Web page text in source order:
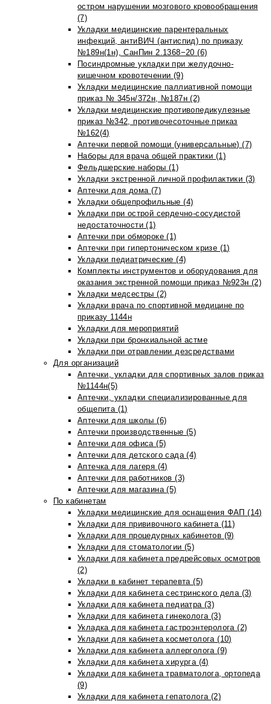
остром нарушении мозгового кровообращения
(7)
Укладки медицинские парентеральных
инфекций, антиВИЧ (антиспид) по приказу
№189н(1н), СанПин 2.1368−20 (6)
Посиндромные укладки при желудочно-
кишечном кровотечении (9)
Укладки медицинские паллиативной помощи
приказ № 345н/372н, №187н (2)
Укладки медицинские противопедикулезные
приказ №342, противочесоточные приказ
№162(4)
Аптечки первой помощи (универсальные) (7)
Наборы для врача общей практики (1)
Фельдшерские наборы (1)
Укладки экстренной личной профилактики (3)
Аптечки для дома (7)
Укладки общепрофильные (4)
Укладки при острой сердечно-сосудистой
недостаточности (1)
Аптечки при обмороке (1)
Аптечки при гипертоническом кризе (1)
Укладки педиатрические (4)
Комплекты инструментов и оборудования для
оказания экстренной помощи приказ №923н (2)
Укладки медсестры (2)
Укладки врача по спортивной медицине по
приказу 1144н
Укладки для мероприятий
Укладки при бронхиальной астме
Укладки при отравлении дезсредствами
Для организаций
Аптечки, укладки для спортивных залов приказ
№1144н(5)
Аптечки, укладки специализированные для
общепита (1)
Аптечки для школы (6)
Аптечки производственные (5)
Аптечки для офиса (5)
Аптечки для детского сада (4)
Аптечка для лагеря (4)
Аптечки для работников (3)
Аптечки для магазина (5)
По кабинетам
Укладки медицинские для оснащения ФАП (14)
Укладки для прививочного кабинета (11)
Укладки для процедурных кабинетов (9)
Укладки для стоматологии (5)
Укладки для кабинета предрейсовых осмотров
(2)
Укладки в кабинет терапевта (5)
Укладки для кабинета сестринского дела (3)
Укладки для кабинета педиатра (3)
Укладки для кабинета гинеколога (3)
Укладка для кабинета гастроэнтеролога (2)
Укладки для кабинета косметолога (10)
Укладки для кабинета аллерголога (9)
Укладки для кабинета хирурга (4)
Укладки для кабинета травматолога, ортопеда
(9)
Укладки для кабинета гепатолога (2)